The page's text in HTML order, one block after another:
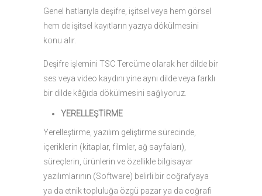
Genel hatlarıyla deşifre, işitsel veya hem görsel
hem de işitsel kayıtların yazıya dökülmesini
konu alır.
Deşifre işlemini TSC Tercüme olarak her dilde bir
ses veya video kaydını yine aynı dilde veya farklı
bir dilde kâğıda dökülmesini sağlıyoruz.
YERELLEŞTİRME
Yerelleştirme, yazılım geliştirme sürecinde,
içeriklerin (kitaplar, filmler, ağ sayfaları),
süreçlerin, ürünlerin ve özellikle bilgisayar
yazılımlarının (Software) belirli bir coğrafyaya
ya da etnik topluluğa özgü pazar ya da coğrafi